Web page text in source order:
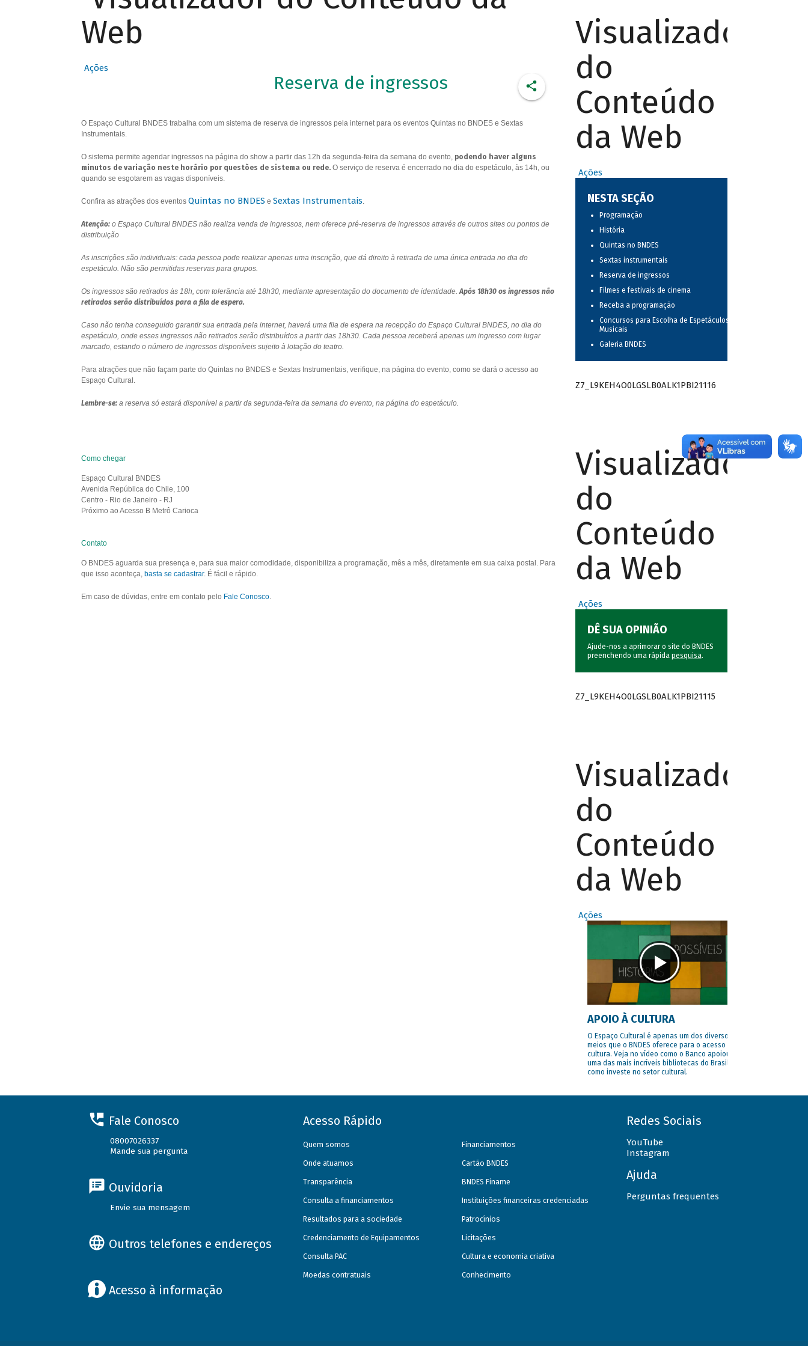
Web
Ações
Reserva de ingressos
O Espaço Cultural BNDES trabalha com um sistema de reserva de ingressos pela internet para os eventos Quintas no BNDES e Sextas
Instrumentais.
O sistema permite agendar ingressos na página do show a partir das 12h da segunda-feira da semana do evento, podendo haver alguns
minutos de variação neste horário por questões de sistema ou rede.O serviço de reserva é encerrado no dia do espetáculo, às 14h, ou
quando se esgotarem as vagas disponíveis.
Confira as atrações dos eventos Quintas no BNDES e Sextas Instrumentais.
Atenção:o Espaço Cultural BNDES não realiza venda de ingressos, nem oferece pré-reserva de ingressos através de outros sites ou pontos de
distribuição
As inscrições são individuais: cada pessoa pode realizar apenas uma inscrição, que dá direito à retirada de uma única entrada no dia do
espetáculo. Não são permitidas reservas para grupos.
Os ingressos são retirados às 18h, com tolerância até 18h30, mediante apresentação do documento de identidade.Após 18h30 os ingressos não
retirados serão distribuídos para a fila de espera.
Caso não tenha conseguido garantir sua entrada pela internet, haverá uma fila de espera na recepção do Espaço Cultural BNDES, no dia do
espetáculo, onde esses ingressos não retirados serão distribuídos a partir das 18h30. Cada pessoa receberá apenas um ingresso com lugar
marcado, estando o número de ingressos disponíveis sujeito à lotação do teatro.
Para atrações que não façam parte do Quintas no BNDES e Sextas Instrumentais, verifique, na página do evento, como se dará o acesso ao
Espaço Cultural.
Lembre-se:a reserva só estará disponível a partir da segunda-feira da semana do evento, na página do espetáculo.
Como chegar
Espaço Cultural BNDES
Avenida República do Chile, 100
Centro - Rio de Janeiro - RJ
Próximo ao Acesso B Metrô Carioca
Contato
O BNDES aguarda sua presença e, para sua maior comodidade, disponibiliza a programação, mês a mês, diretamente em sua caixa postal. Para
que isso aconteça, basta se cadastrar. É fácil e rápido.
Em caso de dúvidas, entre em contato pelo Fale Conosco.
Visualizador
do
Conteúdo
da Web
Ações
NESTA SEÇÃO
Programação
História
Quintas no BNDES
Sextas instrumentais
Reserva de ingressos
Filmes e festivais de cinema
Receba a programação
Concursos para Escolha de Espetáculos
Musicais
Galeria BNDES
Z7_L9KEH4O0LGSLB0ALK1PBI21116
Visualizador
do
Conteúdo
da Web
Ações
DÊ SUA OPINIÃO
Ajude-nos a aprimorar o site do BNDES
preenchendo uma rápida pesquisa.
Z7_L9KEH4O0LGSLB0ALK1PBI21115
Visualizador
do
Conteúdo
da Web
Ações
APOIO À CULTURA
O Espaço Cultural é apenas um dos diversos
meios que o BNDES oferece para o acesso à
cultura. Veja no vídeo como o Banco apoiou
uma das mais incríveis bibliotecas do Brasil e
como investe no setor cultural.
Fale Conosco
08007026337
Mande sua pergunta
Ouvidoria
Envie sua mensagem
Outros telefones e endereços
Acesso à informação
Acesso Rápido
Quem somos
Onde atuamos
Transparência
Consulta a financiamentos
Resultados para a sociedade
Credenciamento de Equipamentos
Consulta PAC
Moedas contratuais
Financiamentos
Cartão BNDES
BNDES Finame
Instituições financeiras credenciadas
Patrocínios
Licitações
Cultura e economia criativa
Conhecimento
Redes Sociais
YouTube
Instagram
Ajuda
Perguntas frequentes